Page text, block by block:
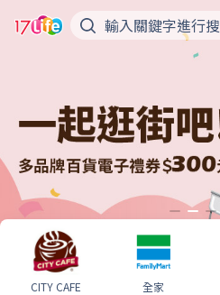
CITY CAFE 全家